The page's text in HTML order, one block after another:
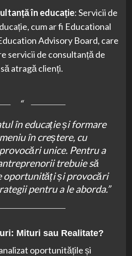
în educație: Servicii de
cum ar fi Educational
Advisory Board, care
servicii de consultanță de
atragă clienți.
în educație și formare
în creștere, cu
unice. Pentru a
trebuie să
oportunități și provocări
pentru a le aborda.”
Mituri sau Realitate?
oportunitățile și